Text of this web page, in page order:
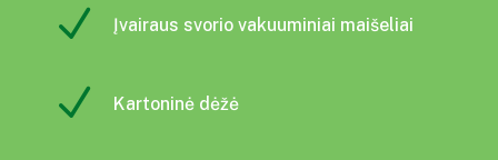
N Įvairaus svorio vakuuminiai maišeliai
N Kartoninė dėžė